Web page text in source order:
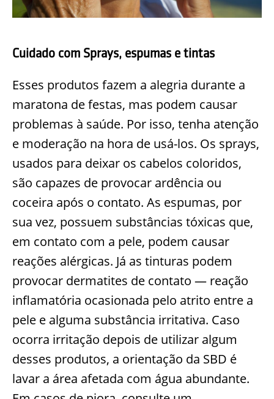
Cuidado com Sprays, espumas e tintas
Esses produtos fazem a alegria durante a
maratona de festas, mas podem causar
problemas à saúde. Por isso, tenha atenção
e moderação na hora de usá-los. Os sprays,
usados para deixar os cabelos coloridos,
são capazes de provocar ardência ou
coceira após o contato. As espumas, por
sua vez, possuem substâncias tóxicas que,
em contato com a pele, podem causar
reações alérgicas. Já as tinturas podem
provocar dermatites de contato — reação
inflamatória ocasionada pelo atrito entre a
pele e alguma substância irritativa. Caso
ocorra irritação depois de utilizar algum
desses produtos, a orientação da SBD é
lavar a área afetada com água abundante.